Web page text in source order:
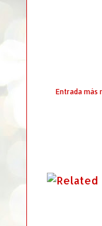
Entrada más